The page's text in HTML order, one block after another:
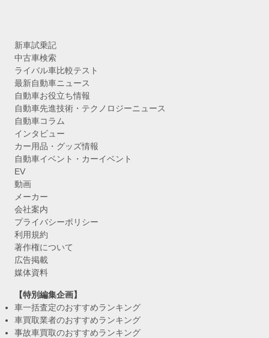
新車試乗記
中古車検索
ライバル車比較テスト
最新自動車ニュース
自動車お役立ち情報
自動車先進技術・テクノロジーニュース
自動車コラム
インタビュー
カー用品・グッズ情報
自動車イベント・カーイベント
EV
動画
メーカー
会社案内
プライバシーポリシー
利用規約
著作権について
広告掲載
媒体資料
【特別編集企画】
車一括査定のおすすめランキング
車買取業者のおすすめランキング
事故車買取のおすすめランキング